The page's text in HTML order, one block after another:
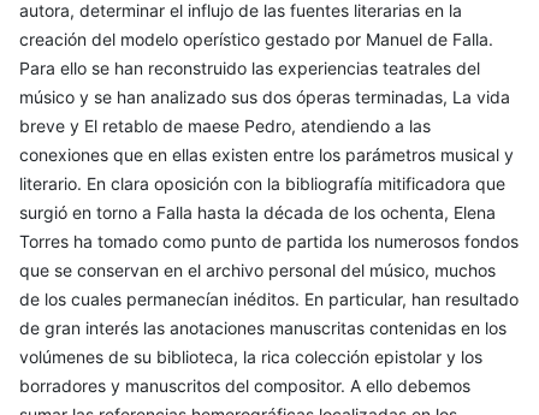
autora, determinar el influjo de las fuentes literarias en la
creación del modelo operístico gestado por Manuel de Falla.
Para ello se han reconstruido las experiencias teatrales del
músico y se han analizado sus dos óperas terminadas, La vida
breve y El retablo de maese Pedro, atendiendo a las
conexiones que en ellas existen entre los parámetros musical y
literario. En clara oposición con la bibliografía mitificadora que
surgió en torno a Falla hasta la década de los ochenta, Elena
Torres ha tomado como punto de partida los numerosos fondos
que se conservan en el archivo personal del músico, muchos
de los cuales permanecían inéditos. En particular, han resultado
de gran interés las anotaciones manuscritas contenidas en los
volúmenes de su biblioteca, la rica colección epistolar y los
borradores y manuscritos del compositor. A ello debemos